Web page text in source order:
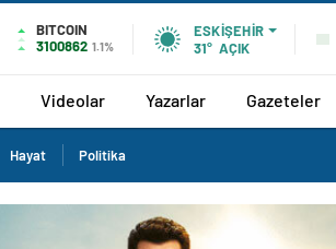
BITCOIN
3100862 1.1%
ESKIŞEHIR
31° AÇIK
Videolar Yazarlar Gazeteler
Hayat Politika